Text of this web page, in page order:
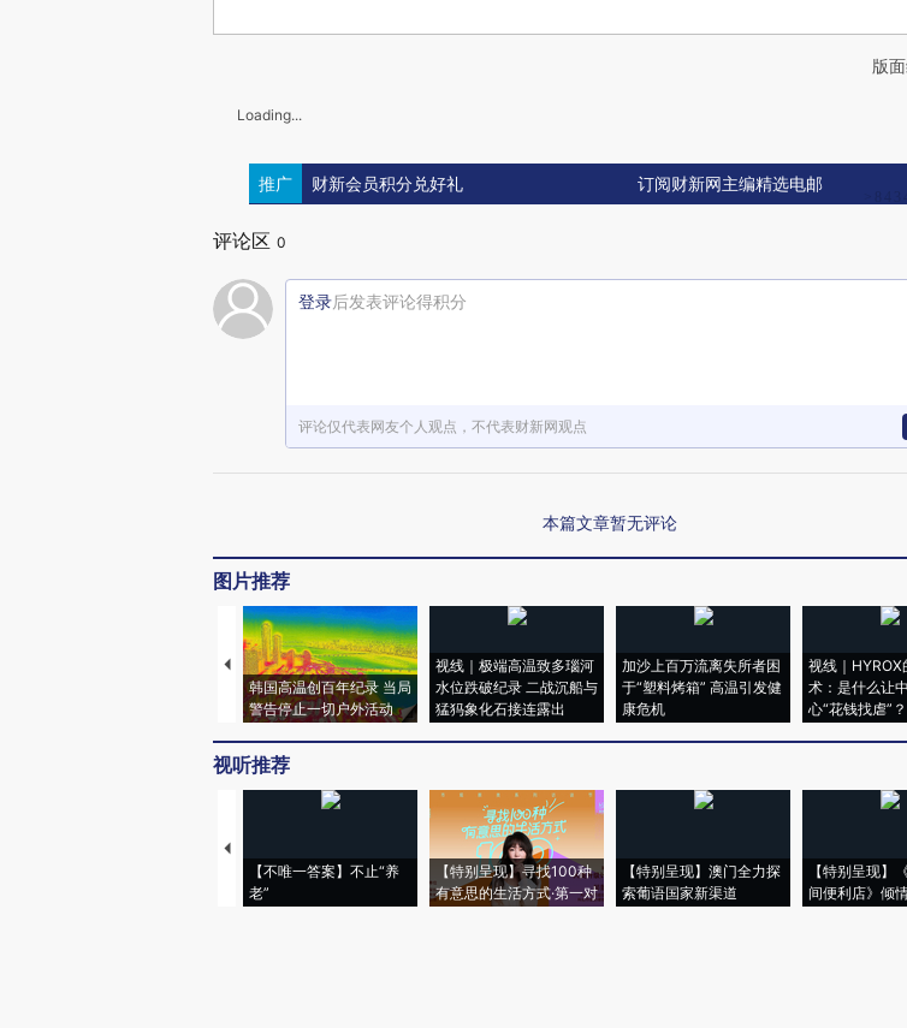
版
Loading...
推广 财新会员积分兑好礼 订阅财新网主编精选电邮
评论区 0
登录后发表评论得积分
评论仅代表网友个人观点，不代表财新网观点
本篇文章暂无评论
图片推荐
韩国高温创百年纪录 当局
警告停止一切户外活动
视线｜极端高温致多瑙河
水位跌破纪录 二战沉船与
猛犸象化石接连露出
加沙上百万流离失所者困
于“塑料烤箱” 高温引发健
康危机
视线｜HYROX
术：是什么让
心“花钱找虐”？
视听推荐
【不唯一答案】不止“养
老”
【特别呈现】寻找100种
有意思的生活方式·第一对
【特别呈现】澳门全力探
索葡语国家新渠道
【特别呈现】
间便利店》倾